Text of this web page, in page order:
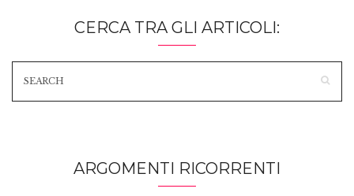
CERCA TRA GLI ARTICOLI:
ARGOMENTI RICORRENTI